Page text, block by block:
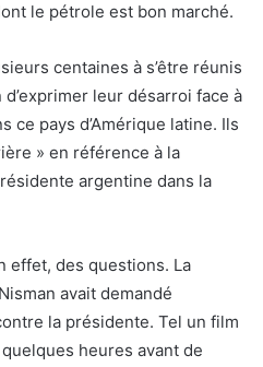
le pétrole est bon marché.
centaines à s’être réunis
leur désarroi face à
ce pays d’Amérique latine. Ils
» en référence à la
argentine dans la
effet, des questions. La
avait demandé
la présidente. Tel un film
heures avant de